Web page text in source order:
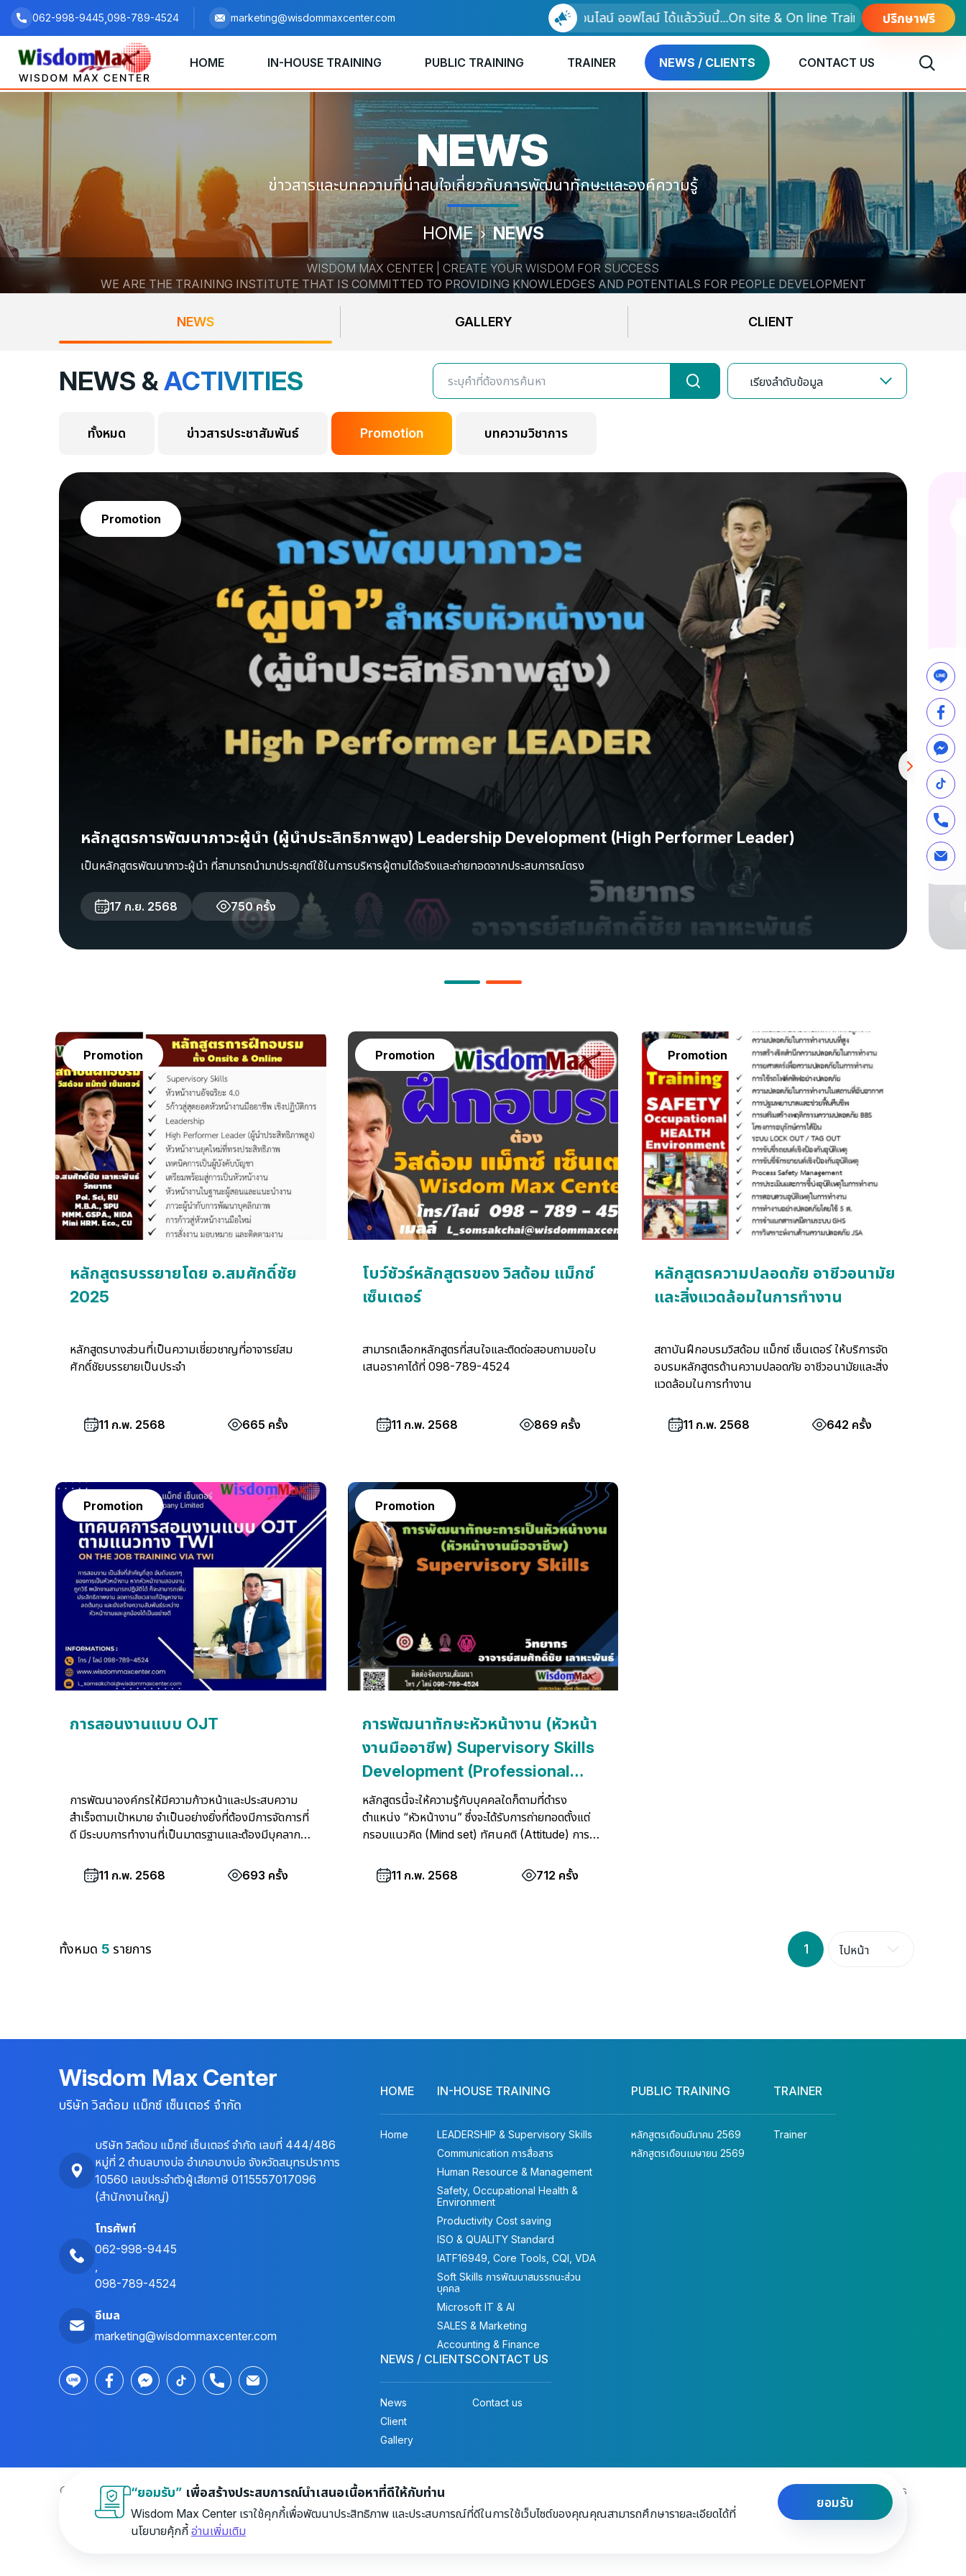
062-998-9445,098-789-4524 marketing@wisdommaxcenter.com อบรมแบบออนไลน์ ออฟไลน์ ได้แล้ววันนี้...On site & On line Training ปรึกษาฟรี
HOME IN-HOUSE TRAINING PUBLIC TRAINING TRAINER NEWS / CLIENTS CONTACT US
NEWS
ข่าวสารและบทความที่น่าสนใจเกี่ยวกับการพัฒนาทักษะและองค์ความรู้
HOME NEWS
WISDOM MAX CENTER | CREATE YOUR WISDOM FOR SUCCESS
WE ARE THE TRAINING INSTITUTE THAT IS COMMITTED TO PROVIDING KNOWLEDGES AND POTENTIALS FOR PEOPLE DEVELOPMENT
NEWS GALLERY CLIENT
NEWS &ACTIVITIES เรียงลำดับข้อมูล
ทั้งหมด ข่าวสารประชาสัมพันธ์ Promotion บทความวิชาการ
Promotion
หลักสูตรการพัฒนาภาวะผู้นำ (ผู้นำประสิทธิภาพสูง) Leadership Development (High Performer Leader)
เป็นหลักสูตรพัฒนาภาวะผู้นำ ที่สามารถนำมาประยุกต์ใช้ในการบริหารผู้ตามได้จริงและถ่ายทอดจากประสบการณ์ตรง
17 ก.ย. 2568 750 ครั้ง
ป
Promotion
หลักสูตรบรรยายโดย อ.สมศักดิ์ชัย
2025
หลักสูตรบางส่วนที่เป็นความเชี่ยวชาญที่อาจารย์สม
ศักดิ์ชัยบรรยายเป็นประจำ
11 ก.พ. 2568 665 ครั้ง
Promotion
โบว์ชัวร์หลักสูตรของ วิสด้อม แม็กซ์
เซ็นเตอร์
สามารถเลือกหลักสูตรที่สนใจและติดต่อสอบถามขอใบ
เสนอราคาได้ที่ 098-789-4524
11 ก.พ. 2568 869 ครั้ง
Promotion
หลักสูตรความปลอดภัย อาชีวอนามัย
และสิ่งแวดล้อมในการทำงาน
สถาบันฝึกอบรมวิสด้อม แม็กซ์ เซ็นเตอร์ ให้บริการจัด
อบรมหลักสูตรด้านความปลอดภัย อาชีวอนามัยและสิ่ง
แวดล้อมในการทำงาน
11 ก.พ. 2568 642 ครั้ง
Promotion
การสอนงานแบบ OJT
การพัฒนาองค์กรให้มีความก้าวหน้าและประสบความ
สำเร็จตามเป้าหมาย จำเป็นอย่างยิ่งที่ต้องมีการจัดการที่
ดี มีระบบการทำงานที่เป็นมาตรฐานและต้องมีบุคลากร
งานในหน้าที่การงานของตนและการที่จะทำให้มี
บุคลากรที่มีคุณภาพในองค์กรได้นั้น นอกจากจะมี
บังคับบัญชาโดยตรงเรียกว่า On The Job Training
สอนงาน การสอนงานโดยเทคนิค OJT (On the Job
เฉพาะกับพนักงานใหม่หรือมีการแต่งตั้งโยกย้ายมา
เรียนรู้ขั้นตอนของการปฏิบัติงานจากสภาพที่เป็นจริง
แนะนำอย่างใกล้ชิด อย่างไรก็ตาม การที่จะประสบผล
สำเร็จของการฝึกอบรมย่อมขึ้นอยู่กับครูฝึกหรือพี่
เลี้ยงเป็นสำคัญ จึงจำเป็นอย่างยิ่งที่ผู้มีหน้าที่โดยตรง
ในการฝึกสอนพนักงาน จะต้องมีความรู้ ความเข้าใจใน
Training) เพื่อจะได้นำไปปรับใช้และเป็นแนวทางในการ
สอนงานที่มีประสิทธิภาพต่อไป
11 ก.พ. 2568 693 ครั้ง
Promotion
การพัฒนาทักษะหัวหน้างาน (หัวหน้า
งานมืออาชีพ) Supervisory Skills
Development (Professional
Supervisor)
หลักสูตรนี้จะให้ความรู้กับบุคคลใดก็ตามที่ดำรง
ตำแหน่ง “หัวหน้างาน” ซึ่งจะได้รับการถ่ายทอดตั้งแต่
กรอบแนวคิด (Mind set) ทัศนคติ (Attitude) การ
(Supervisory Techniques) ให้เป็นผู้มีความรู้ความ
สามารถและวุฒิภาวะที่ดีทั้งศาสตร์และศิลป์เป็นที่ยอมรับ
11 ก.พ. 2568 712 ครั้ง
ทั้งหมด 5 รายการ 1 ไปหน้า
Wisdom Max Center
บริษัท วิสด้อม แม็กซ์ เซ็นเตอร์ จำกัด
บริษัท วิสด้อม แม็กซ์ เซ็นเตอร์ จำกัด เลขที่ 444/486
หมู่ที่ 2 ตำบลบางบ่อ อำเภอบางบ่อ จังหวัดสมุทรปราการ
10560 เลขประจำตัวผู้เสียภาษี 0115557017096
(สำนักงานใหญ่)
โทรศัพท์
062-998-9445
,
098-789-4524
อีเมล
marketing@wisdommaxcenter.com
HOME
Home
IN-HOUSE TRAINING
LEADERSHIP & Supervisory Skills
Communication การสื่อสาร
Human Resource & Management
Safety, Occupational Health &
Environment
Productivity Cost saving
ISO & QUALITY Standard
IATF16949, Core Tools, CQI, VDA
Soft Skills การพัฒนาสมรรถนะส่วน
บุคคล
Microsoft IT & AI
SALES & Marketing
Accounting & Finance
PUBLIC TRAINING
หลักสูตรเดือนมีนาคม 2569
หลักสูตรเดือนเมษายน 2569
TRAINER
Trainer
NEWS / CLIENTS
News
Client
Gallery
CONTACT US
Contact us
© 2026 Wisdom Max Center Company Limited. All rights reserved. Privacy & Policy Terms and Conditions
“ยอมรับ” เพื่อสร้างประสบการณ์นำเสนอเนื้อหาที่ดีให้กับท่าน
Wisdom Max Center เราใช้คุกกี้เพื่อพัฒนาประสิทธิภาพ และประสบการณ์ที่ดีในการใช้เว็บไซต์ของคุณคุณสามารถศึกษารายละเอียดได้ที่
นโยบายคุ้กกี้ อ่านเพิ่มเติม
ยอมรับ